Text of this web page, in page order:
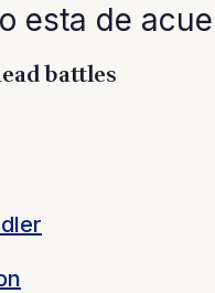
esta de
battles